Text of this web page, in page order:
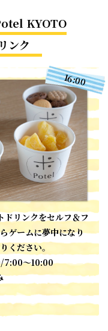
KYOTO
ンク
16:00
ドリンクをセルフ＆フ
ゲームに夢中になり
ください。
7:00～10:00